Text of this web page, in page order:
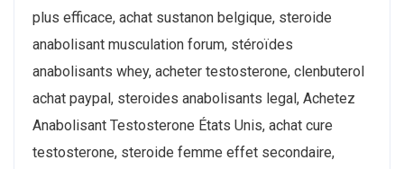
plus efficace, achat sustanon belgique, steroide
anabolisant musculation forum, stéroïdes
anabolisants whey, acheter testosterone, clenbuterol
achat paypal, steroides anabolisants legal, Achetez
Anabolisant Testosterone États Unis, achat cure
testosterone, steroide femme effet secondaire,